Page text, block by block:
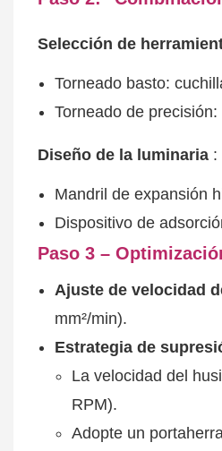
Selección de
Torneado basto:
Torneado de
Diseño de la luminaria:
Mandril de expansión
Dispositivo de
Paso 3 –
Ajuste de velocidad
mm²/min).
Estrategia de
La velocidad del
RPM).
Adopte un